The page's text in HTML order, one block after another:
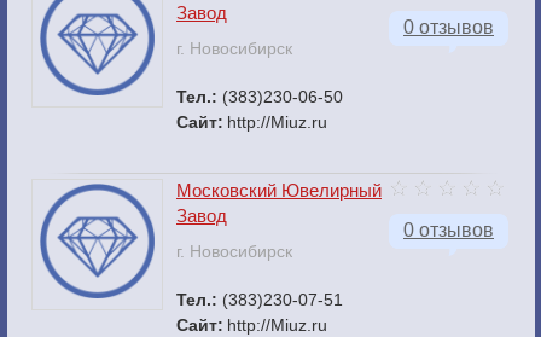
0 отзывов
Завод
г. Новосибирск
Тел.: (383)230-06-50
Сайт: http://Miuz.ru
0 отзывов
Московский Ювелирный
Завод
г. Новосибирск
Тел.: (383)230-07-51
Сайт: http://Miuz.ru